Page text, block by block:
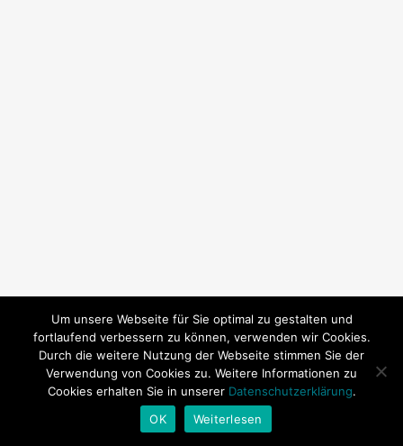
© 2026 SY Subeki. | Technische Betreuung:Andrea Baitz
Um unsere Webseite für Sie optimal zu gestalten und
fortlaufend verbessern zu können, verwenden wir Cookies.
Durch die weitere Nutzung der Webseite stimmen Sie der
Verwendung von Cookies zu. Weitere Informationen zu
Cookies erhalten Sie in unserer Datenschutzerklärung.
OK
Weiterlesen